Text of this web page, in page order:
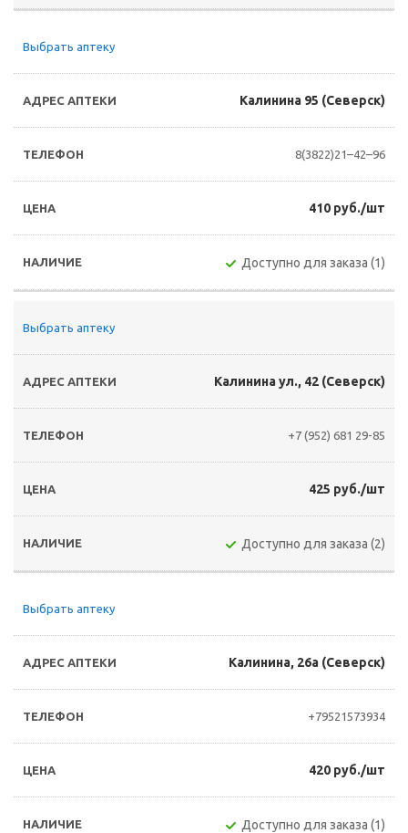
Выбрать аптеку
Калинина 95 (Северск)
8(3822)21–42–96
410 руб./шт
Доступно для заказа (1)
Выбрать аптеку
Калинина ул., 42 (Северск)
+7 (952) 681 29-85
425 руб./шт
Доступно для заказа (2)
Выбрать аптеку
Калинина, 26а (Северск)
+79521573934
420 руб./шт
Доступно для заказа (1)